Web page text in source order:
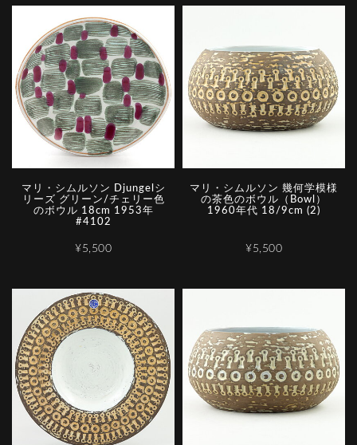
マリ・シムルソン Djungelシ
リーズ グリーン/チェリー色
のボウル 18cm 1953年
#4102
¥5,500
マリ・シムルソン 幾何学模様
の茶色のボウル（Bowl）
1960年代 18/9cm (2)
¥5,500